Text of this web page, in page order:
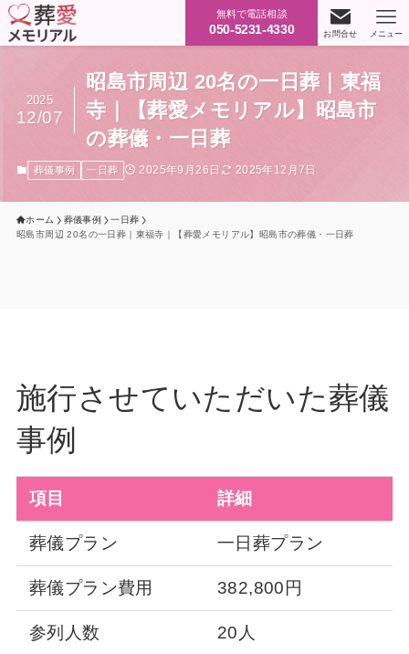
無料で電話相談
050-5231-4330 お問合せ メニュー
昭島市周辺 20名の一日葬｜東福
寺｜【葬愛メモリアル】昭島市
の葬儀・一日葬
2025
12/07
葬儀事例 一日葬 2025年9月26日 2025年12月7日
ホーム 葬儀事例
一日葬
昭島市周辺 20名の一日葬｜東福寺｜【葬愛メモリアル】昭島市の葬儀・一日葬
施行させていただいた葬儀
事例
項目 詳細
葬儀プラン 一日葬プラン
葬儀プラン費用 382,800円
参列人数 20人